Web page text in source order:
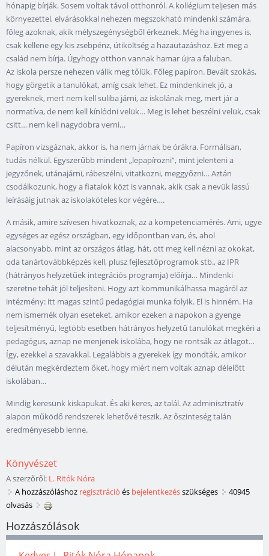
hónapig bírják. Sosem voltak távol otthonról. A kollégium teljesen más
környezettel, elvárásokkal nehezen megszokható mindenki számára,
főleg azoknak, akik mélyszegénységből érkeznek. Még ha ingyenes is,
csak kellene egy kis zsebpénz, útiköltség a hazautazáshoz. Ezt meg a
család nem bírja. Úgyhogy otthon vannak hamar újra a faluban.
Az iskola persze nehezen válik meg tőlük. Főleg papíron. Bevált szokás,
hogy görgetik a tanulókat, amíg csak lehet. Ez mindenkinek jó, a
gyereknek, mert nem kell suliba járni, az iskolának meg, mert jár a
normatíva, de nem kell kínlódni velük… Meg is lehet beszélni velük, csak
csitt… nem kell nagydobra verni…
Papíron vizsgáznak, akkor is, ha nem járnak be órákra. Formálisan,
tudás nélkül. Egyszerűbb mindent „lepapírozni”, mint jelenteni a
jegyzőnek, utánajárni, rábeszélni, vitatkozni, meggyőzni… Aztán
csodálkozunk, hogy a fiatalok közt is vannak, akik csak a nevük lassú
leírásáig jutnak az iskolaköteles kor végére….
A másik, amire szívesen hivatkoznak, az a kompetenciamérés. Ami, ugye
egységes az egész országban, egy időpontban van, és, ahol
alacsonyabb, mint az országos átlag, hát, ott meg kell nézni az okokat,
oda tanártovábbképzés kell, plusz fejlesztőprogramok stb., az IPR
(hátrányos helyzetűek integrációs programja) előírja… Mindenki
szeretne tehát jól teljesíteni. Hogy azt kommunikálhassa magáról az
intézmény: itt magas szintű pedagógiai munka folyik. El is hinném. Ha
nem ismernék olyan eseteket, amikor ezeken a napokon a gyenge
teljesítményű, legtöbb esetben hátrányos helyzetű tanulókat megkéri a
pedagógus, aznap ne menjenek iskolába, hogy ne rontsák az átlagot…
Így, ezekkel a szavakkal. Legalábbis a gyerekek így mondták, amikor
délután megkérdeztem őket, hogy miért nem voltak aznap délelőtt
iskolában…
Mindig keresünk kiskapukat. És aki keres, az talál. Az adminisztratív
alapon működő rendszerek lehetővé teszik. Az őszinteség talán
eredményesebb lenne.
Könyvészet
A szerzőről: L. Ritók Nóra
A hozzászóláshoz regisztráció és bejelentkezésszükséges
40945
olvasás
Hozzászólások